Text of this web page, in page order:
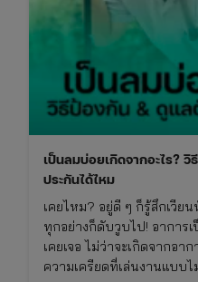
เป็นลมบ่อยเกิดจากอะไร?
ประกันได้ไหม
เคยไหม? อยู่ดี ๆ ก็รู้สึกเวีย
ทุกอย่างก็ดับวูบไป! อาการ
เคยเจอ ไม่ว่าจะเกิดจากอ
ความเครียดที่เล่นงานแบบ